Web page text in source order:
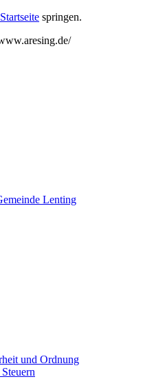
springen.
und Ordnung